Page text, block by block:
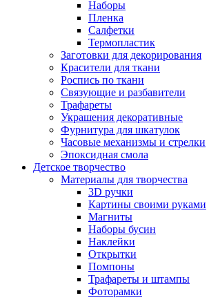
Наборы
Пленка
Салфетки
Термопластик
Заготовки для декорирования
Красители для ткани
Роспись по ткани
Связующие и разбавители
Трафареты
Украшения декоративные
Фурнитура для шкатулок
Часовые механизмы и стрелки
Эпоксидная смола
Детское творчество
Материалы для творчества
3D ручки
Картины своими руками
Магниты
Наборы бусин
Наклейки
Открытки
Помпоны
Трафареты и штампы
Фоторамки